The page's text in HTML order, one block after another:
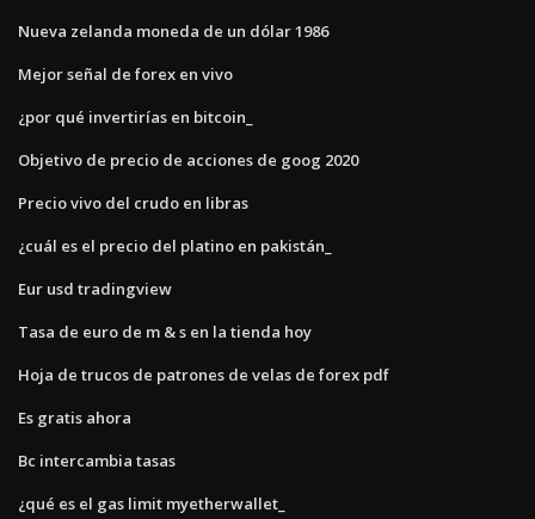
Nueva zelanda moneda de un dólar 1986
Mejor señal de forex en vivo
¿por qué invertirías en bitcoin_
Objetivo de precio de acciones de goog 2020
Precio vivo del crudo en libras
¿cuál es el precio del platino en pakistán_
Eur usd tradingview
Tasa de euro de m & s en la tienda hoy
Hoja de trucos de patrones de velas de forex pdf
Es gratis ahora
Bc intercambia tasas
¿qué es el gas limit myetherwallet_